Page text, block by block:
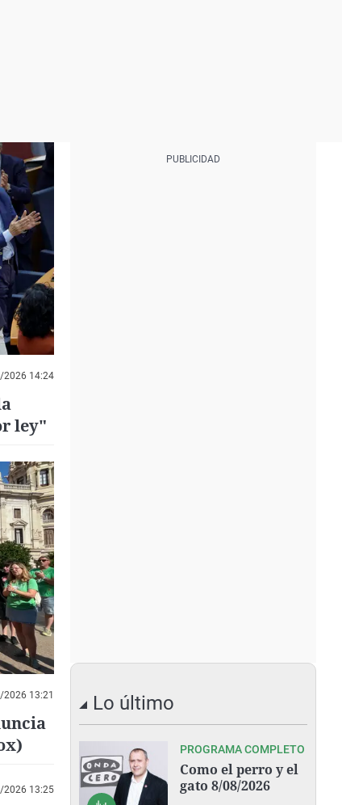
2026 14:24
ley"
13:21
2026 13:25
Lo último
PROGRAMA COMPLETO
Como el perro y el
gato 8/08/2026